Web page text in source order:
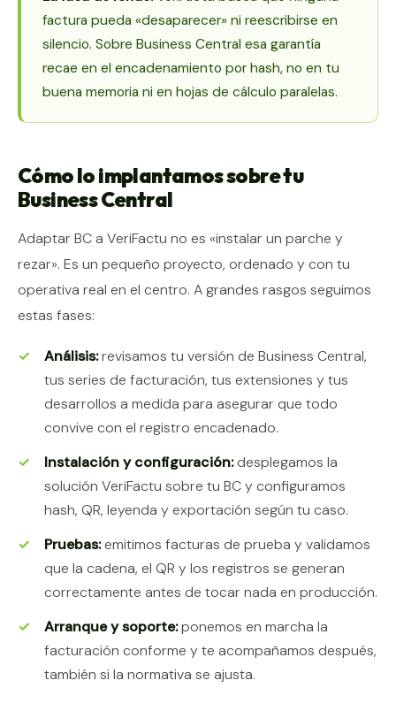
factura pueda «desaparecer» ni reescribirse en
silencio. Sobre Business Central esa garantía
recae en el encadenamiento por hash, no en tu
buena memoria ni en hojas de cálculo paralelas.
Cómo lo implantamos sobre tu
Business Central
Adaptar BC a VeriFactu no es «instalar un parche y
rezar». Es un pequeño proyecto, ordenado y con tu
operativa real en el centro. A grandes rasgos seguimos
estas fases:
Análisis:revisamos tu versión de Business Central,
tus series de facturación, tus extensiones y tus
desarrollos a medida para asegurar que todo
convive con el registro encadenado.
Instalación y configuración:desplegamos la
solución VeriFactu sobre tu BC y configuramos
hash, QR, leyenda y exportación según tu caso.
Pruebas:emitimos facturas de prueba y validamos
que la cadena, el QR y los registros se generan
correctamente antes de tocar nada en producción.
Arranque y soporte:ponemos en marcha la
facturación conforme y te acompañamos después,
también si la normativa se ajusta.